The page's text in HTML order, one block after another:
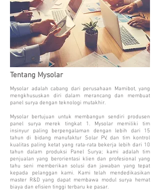
Tentang Mysolar
Mysolar adalah cabang dari perusahaan Mamibot, yang
mengkhususkan diri dalam merancang dan membuat
panel surya dengan teknologi mutakhir.
Mysolar bertujuan untuk membangun sendiri produsen
panel surya merek tingkat 1. Mysolar memiliki tim
insinyur paling berpengalaman dengan lebih dari 15
tahun di bidang manufaktur Solar PV, dan tim kontrol
kualitas paling ketat yang rata-rata bekerja lebih dari 10
tahun dalam produksi Panel Surya; kami adalah tim
penjualan yang berorientasi klien dan profesional yang
tahu seni memberikan solusi dan jawaban yang tepat
kepada pelanggan kami. Kami telah mendedikasikan
master R&D yang dapat membawa modul surya hemat
biaya dan efisien tinggi terbaru ke pasar.